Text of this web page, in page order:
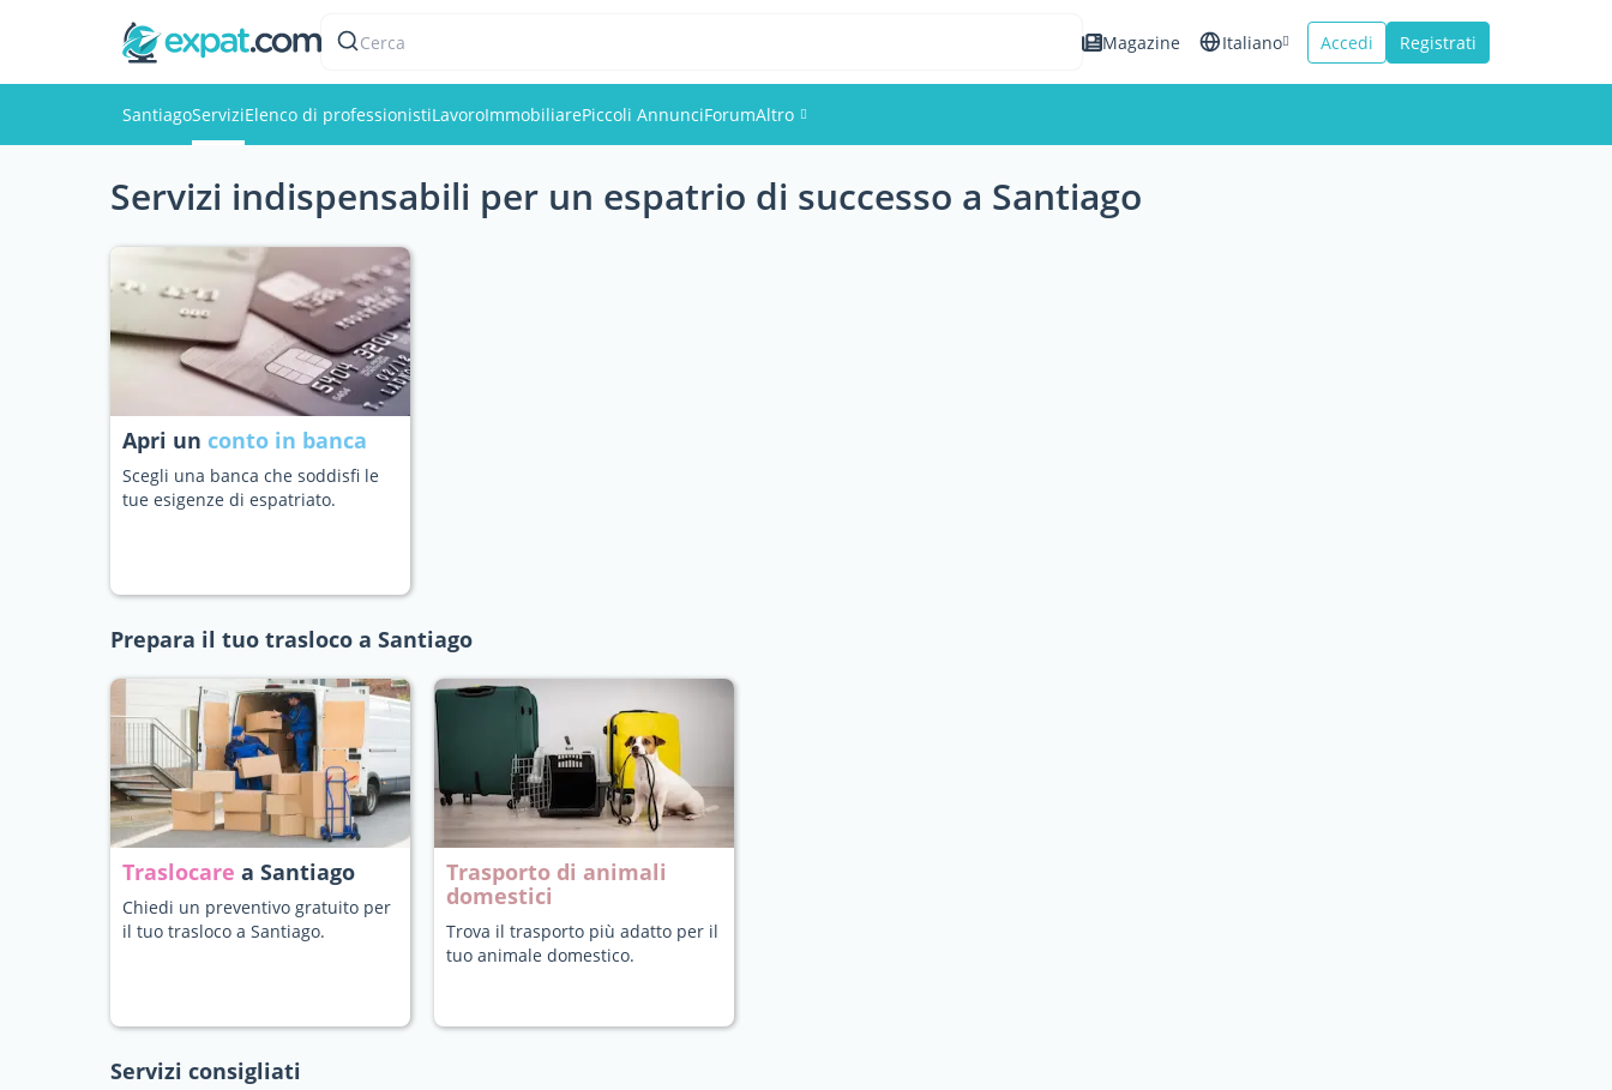
Cerca Magazine Italiano Accedi Registrati
SantiagoServiziElenco di professionistiLavoroImmobiliarePiccoli AnnunciForumAltro
Eventi
Servizi indispensabili per un espatrio di successo a Santiago
Apri un conto in banca
Scegli una banca che soddisfi le
tue esigenze di espatriato.
Prepara il tuo trasloco a Santiago
Traslocare a Santiago
Chiedi un preventivo gratuito per
il tuo trasloco a Santiago.
Trasporto di animali
domestici
Trova il trasporto più adatto per il
tuo animale domestico.
Servizi consigliati